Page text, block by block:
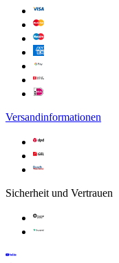
Versandinformationen
Sicherheit und Vertrauen